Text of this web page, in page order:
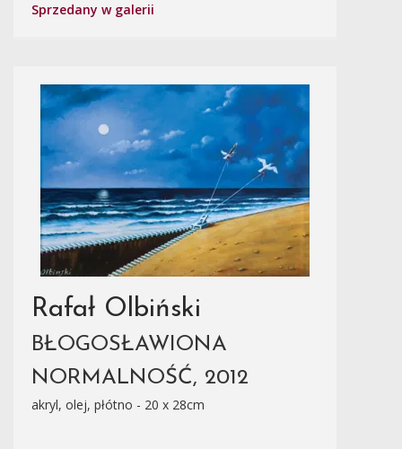
Sprzedany w galerii
Rafał Olbiński
BŁOGOSŁAWIONA
NORMALNOŚĆ, 2012
akryl, olej, płótno - 20 x 28cm